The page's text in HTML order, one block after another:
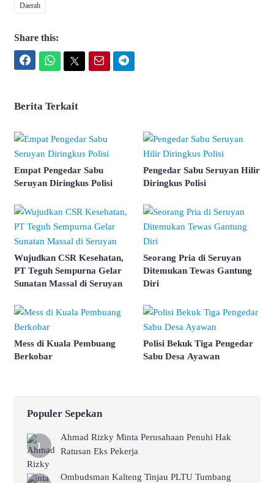
Daerah
Share this:
Berita Terkait
Empat Pengedar Sabu
Seruyan Diringkus Polisi
Pengedar Sabu Seruyan Hilir
Diringkus Polisi
Wujudkan CSR Kesehatan,
PT Teguh Sempurna Gelar
Sunatan Massal di Seruyan
Seorang Pria di Seruyan
Ditemukan Tewas Gantung
Diri
Mess di Kuala Pembuang
Berkobar
Polisi Bekuk Tiga Pengedar
Sabu Desa Ayawan
Populer Sepekan
Ahmad Rizky Minta Perusahaan Penuhi Hak
Ratusan Eks Pekerja
Ombudsman Kalteng Tinjau PLTU Tumbang